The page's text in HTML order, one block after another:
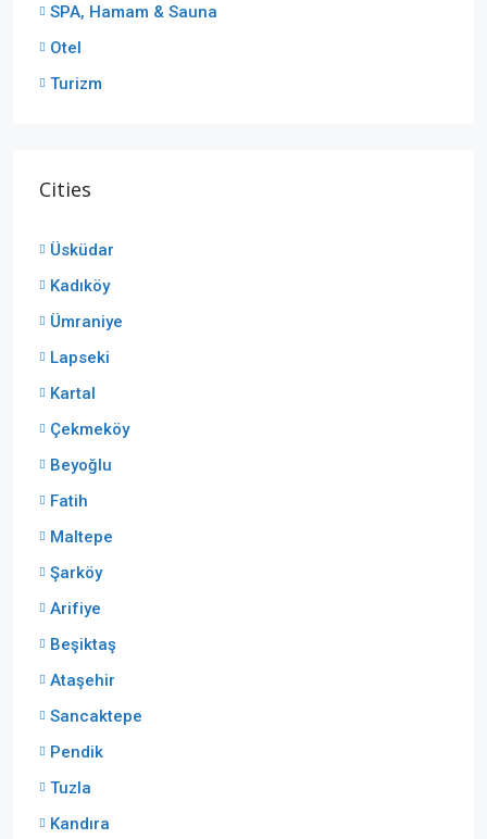
SPA, Hamam & Sauna
Otel
Turizm
Cities
Üsküdar
Kadıköy
Ümraniye
Lapseki
Kartal
Çekmeköy
Beyoğlu
Fatih
Maltepe
Şarköy
Arifiye
Beşiktaş
Ataşehir
Sancaktepe
Pendik
Tuzla
Kandıra